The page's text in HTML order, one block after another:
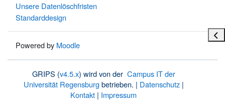
Unsere Datenlöschfristen
Standarddesign
Powered by Moodle
GRIPS (v4.5.x) wird von der Campus IT der
Universität Regensburgbetrieben. | Datenschutz|
Kontakt | Impressum